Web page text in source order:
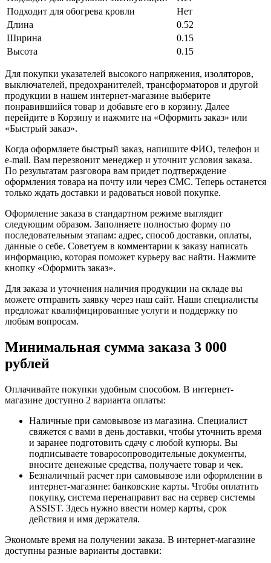
Подходит для обогрева кровли
Нет
Длина
0.52
Ширина
0.15
Высота
0.15
Для покупки указателей высокого напряжения, изоляторов,
выключателей, предохранителей, трансформаторов и другой
продукции в нашем интернет-магазине выберите
понравившийся товар и добавьте его в корзину. Далее
перейдите в Корзину и нажмите на «Оформить заказ» или
«Быстрый заказ».
Когда оформляете быстрый заказ, напишите ФИО, телефон и
e-mail. Вам перезвонит менеджер и уточнит условия заказа.
По результатам разговора вам придет подтверждение
оформления товара на почту или через СМС. Теперь останется
только ждать доставки и радоваться новой покупке.
Оформление заказа в стандартном режиме выглядит
следующим образом. Заполняете полностью форму по
последовательным этапам: адрес, способ доставки, оплаты,
данные о себе. Советуем в комментарии к заказу написать
информацию, которая поможет курьеру вас найти. Нажмите
кнопку «Оформить заказ».
Для заказа и уточнения наличия продукции на складе вы
можете отправить заявку через наш сайт. Наши специалисты
предложат квалифицированные услуги и поддержку по
любым вопросам.
Минимальная сумма заказа 3 000
рублей
Оплачивайте покупки удобным способом. В интернет-
магазине доступно 2 варианта оплаты:
Наличные при самовывозе из магазина. Специалист
свяжется с вами в день доставки, чтобы уточнить время
и заранее подготовить сдачу с любой купюры. Вы
подписываете товаросопроводительные документы,
вносите денежные средства, получаете товар и чек.
Безналичный расчет при самовывозе или оформлении в
интернет-магазине: банковские карты. Чтобы оплатить
покупку, система перенаправит вас на сервер системы
ASSIST. Здесь нужно ввести номер карты, срок
действия и имя держателя.
Экономьте время на получении заказа. В интернет-магазине
доступны разные варианты доставки: